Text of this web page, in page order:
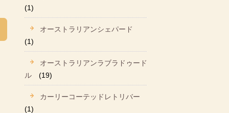
(1)
オーストラリアンシェパード
(1)
オーストラリアンラブラドゥード
ル
(19)
カーリーコーテッドレトリバー
(1)